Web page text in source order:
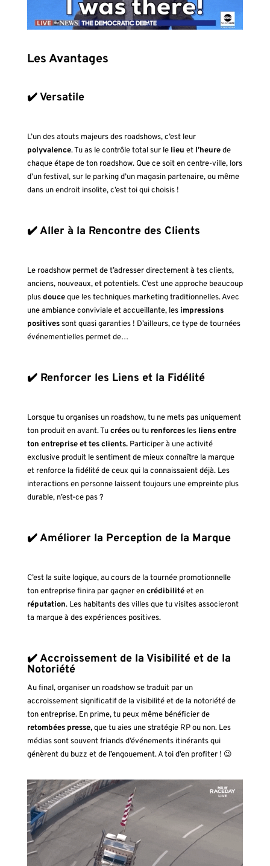
Les Avantages
✔️ Versatile
L’un des atouts majeurs des roadshows, c’est leur
polyvalence. Tu as le contrôle total sur le lieu et l’heurede
chaque étape de ton roadshow. Que ce soit en centre-ville, lors
d’un festival, sur le parking d’un magasin partenaire, ou même
dans un endroit insolite, c’est toi qui choisis !
✔️ Aller à la Rencontre des Clients
Le roadshow permet de t’adresser directement à tes clients,
anciens, nouveaux, et potentiels. C’est une approche beaucoup
plusdouceque les techniques marketing traditionnelles. Avec
une ambiance conviviale et accueillante, lesimpressions
positivessont quasi garanties ! D’ailleurs, ce type de tournées
événementielles permet de…
✔️ Renforcer les Liens et la Fidélité
Lorsque tu organises un roadshow, tu ne mets pas uniquement
ton produit en avant. Tucréesou tu renforces les liens entre
ton entreprise et tes clients.Participer à une activité
exclusive produit le sentiment de mieux connaître la marque
et renforce la fidélité de ceux qui la connaissaient déjà. Les
interactions en personne laissent toujours une empreinte plus
durable, n’est-ce pas ?
✔️ Améliorer la Perception de la Marque
C’est la suite logique, au cours de la tournée promotionnelle
ton entreprise finira par gagner encrédibilitéet en
réputation. Les habitants des villes que tu visites associeront
ta marque à des expériences positives.
✔️ Accroissement de la Visibilité et de la
Notoriété
Au final, organiser un roadshow se traduit par un
accroissement significatif de la visibilité et de la notoriété de
ton entreprise. En prime, tu peux même bénéficier de
retombées presse,que tu aies une stratégie RP ou non. Les
médias sont souvent friands d’événements itinérants qui
génèrent du buzz et de l’engouement. A toi d’en profiter ! 😉